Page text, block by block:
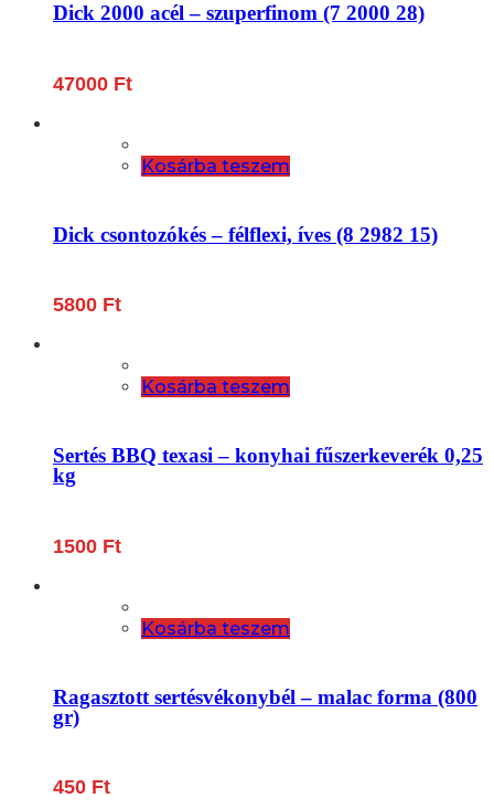
Dick 2000 acél – szuperfinom (7 2000 28)
47000 Ft
Kosárba teszem
Dick csontozókés – félflexi, íves (8 2982 15)
5800 Ft
Kosárba teszem
Sertés BBQ texasi – konyhai fűszerkeverék 0,25
kg
1500 Ft
Kosárba teszem
Ragasztott sertésvékonybél – malac forma (800
gr)
450 Ft